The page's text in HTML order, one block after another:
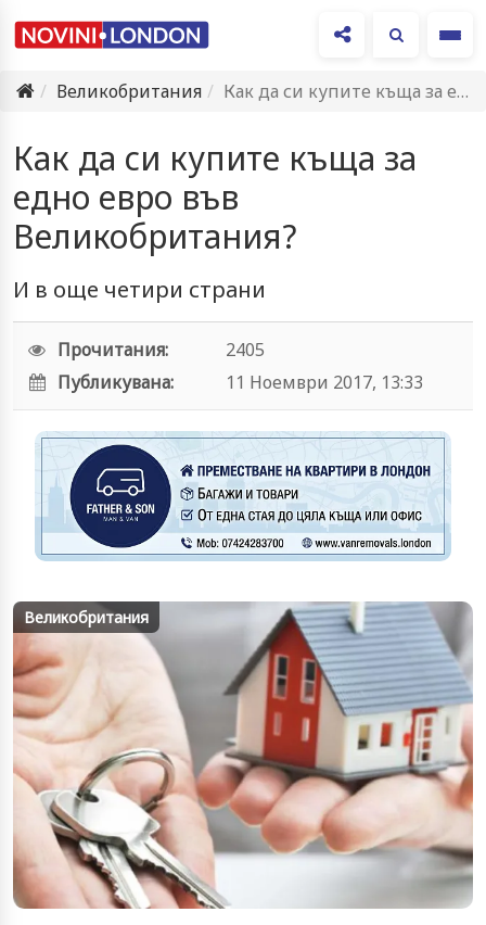
Великобритания
Как да си купите къща за едно евро във Великобритания?
Как да си купите къща за
едно евро във
Великобритания?
И в още четири страни
Прочитания:
2405
Публикувана:
11 Ноември 2017, 13:33
Великобритания